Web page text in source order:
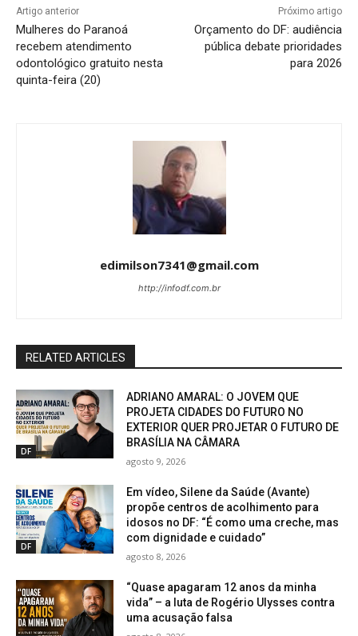
Artigo anterior
Mulheres do Paranoá
recebem atendimento
odontológico gratuito nesta
quinta-feira (20)
Próximo artigo
Orçamento do DF: audiência
pública debate prioridades
para 2026
edimilson7341@gmail.com
http://infodf.com.br
RELATED ARTICLES
DF
ADRIANO AMARAL: O JOVEM QUE
PROJETA CIDADES DO FUTURO NO
EXTERIOR QUER PROJETAR O FUTURO DE
BRASÍLIA NA CÂMARA
agosto 9, 2026
DF
Em vídeo, Silene da Saúde (Avante)
propõe centros de acolhimento para
idosos no DF: “É como uma creche, mas
com dignidade e cuidado”
agosto 8, 2026
“Quase apagaram 12 anos da minha
vida” – a luta de Rogério Ulysses contra
uma acusação falsa